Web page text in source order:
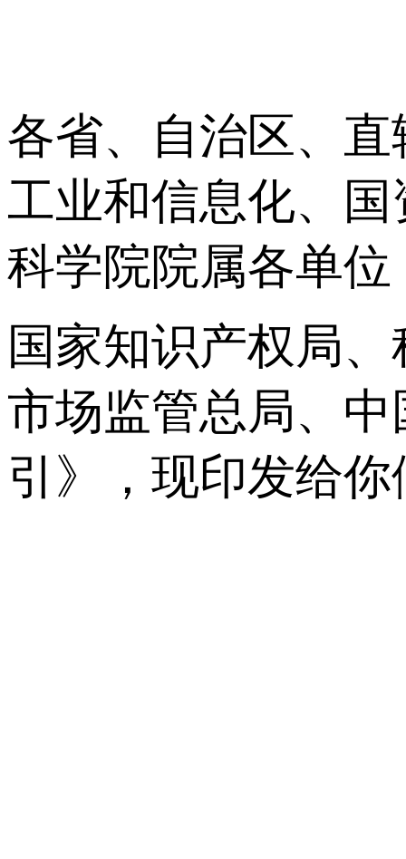
各省、自治区、
工业和信息化、
科学院院属各单
国家知识产权局
市场监管总局、
引》，现印发给